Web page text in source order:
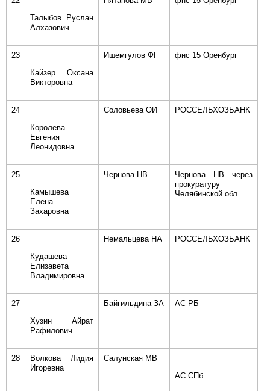
Талыбов Руслан
Алхазович
23
Кайзер Оксана
Викторовна
Ишемгулов ФГ фнс 15 Оренбург
24
Королева
Евгения
Леонидовна
Соловьева ОИ РОССЕЛЬХОЗБАНК
25
Камышева
Елена
Захаровна
Чернова НВ
Чернова НВ через
прокуратуру
Челябинской обл
26
Кудашева
Елизавета
Владимировна
Немальцева НА РОССЕЛЬХОЗБАНК
27
Хузин Айрат
Рафилович
Байгильдина ЗА АС РБ
28
Волкова Лидия
Игоревна
Салунская МВ
АС СПб